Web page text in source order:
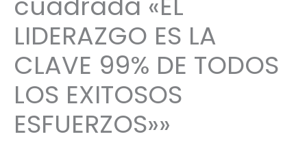
LIDERAZGO ES LA
CLAVE 99% DE TODOS
LOS EXITOSOS
ESFUERZOS»»